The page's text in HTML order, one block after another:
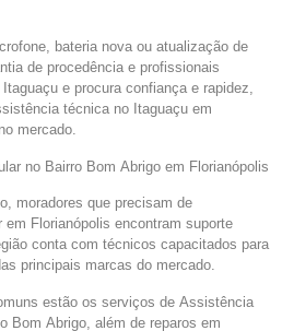
bateria nova ou atualização de
de procedência e profissionais
e procura confiança e rapidez,
técnica no Itaguaçu em
mercado.
no Bairro Bom Abrigo em Florianópolis
moradores que precisam de
Florianópolis encontram suporte
conta com técnicos capacitados para
principais marcas do mercado.
estão os serviços de Assistência
Bom Abrigo, além de reparos em